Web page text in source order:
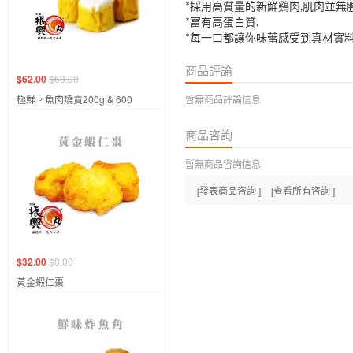
$62.00$68.00
極鮮。魚肉燒賣200g & 600
$32.00$0.00
黃金蝦仁棗
*採用高質量的新鮮鷄肉,肌肉並無
*富有高蛋白質.
*每一口都讓你味蕾感受到真材實
商品評論
暫無商品評論信息
商品咨詢
暫無商品咨詢信息
[發表商品咨詢 ]
[查看所有咨詢 ]